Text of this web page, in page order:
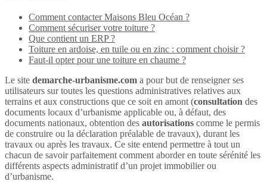
Comment contacter Maisons Bleu Océan ?
Comment sécuriser votre toiture ?
Que contient un ERP ?
Toiture en ardoise, en tuile ou en zinc : comment choisir ?
Faut-il opter pour une toiture en chaume ?
Le site demarche-urbanisme.com a pour but de renseigner ses
utilisateurs sur toutes les questions administratives relatives aux
terrains et aux constructions que ce soit en amont (consultation des
documents locaux d’urbanisme applicable ou, à défaut, des
documents nationaux, obtention des autorisations comme le permis
de construire ou la déclaration préalable de travaux), durant les
travaux ou après les travaux. Ce site entend permettre à tout un
chacun de savoir parfaitement comment aborder en toute sérénité les
différents aspects administratif d’un projet immobilier ou
d’urbanisme.